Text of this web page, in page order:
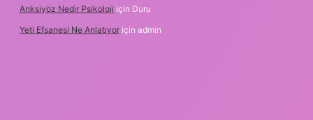
Anksiyöz Nedir Psikoloji için Duru
Yeti Efsanesi Ne Anlatıyor için admin